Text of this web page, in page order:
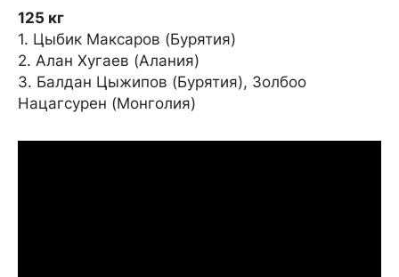
125 кг
1. Цыбик Максаров (Бурятия)
2. Алан Хугаев (Алания)
3. Балдан Цыжипов (Бурятия), Золбоо
Нацагсурен (Монголия)